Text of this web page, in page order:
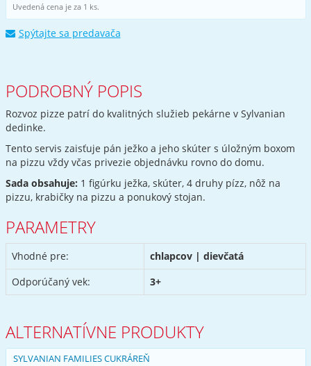
Uvedená cena je za 1 ks.
Spýtajte sa predavača
PODROBNÝ POPIS
Rozvoz pizze patrí do kvalitných služieb pekárne v Sylvanian
dedinke.
Tento servis zaisťuje pán ježko a jeho skúter s úložným boxom
na pizzu vždy včas privezie objednávku rovno do domu.
Sada obsahuje: 1 figúrku ježka, skúter, 4 druhy pízz, nôž na
pizzu, krabičky na pizzu a ponukový stojan.
PARAMETRY
Vhodné pre:
chlapcov | dievčatá
Odporúčaný vek:
3+
ALTERNATÍVNE PRODUKTY
SYLVANIAN FAMILIES CUKRÁREŇ